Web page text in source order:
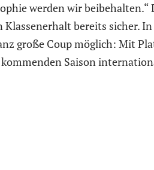
werden wir
Klassenerhalt bereits sicher.
große Coup möglich: Mit
Saison